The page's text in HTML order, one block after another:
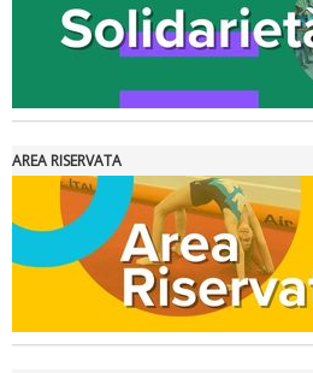
Ddl Lobby, Uisp: “Il Parlamento
AREA RISERVATA